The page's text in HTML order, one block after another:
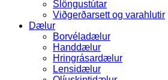
Slöngustútar
Viðgerðarsett og varahlutir
Dælur
Borvéladælur
Handdælur
Hringrásardælur
Lensidælur